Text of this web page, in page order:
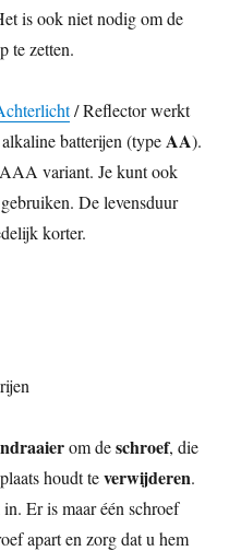
is ook niet nodig om de
te zetten.
/ Reflector werkt
alkaline batterijen (type AA).
variant. Je kunt ook
gebruiken. De levensduur
korter.
om deschroef, die
houdt teverwijderen.
Er is maar één schroef
apart en zorg dat u hem